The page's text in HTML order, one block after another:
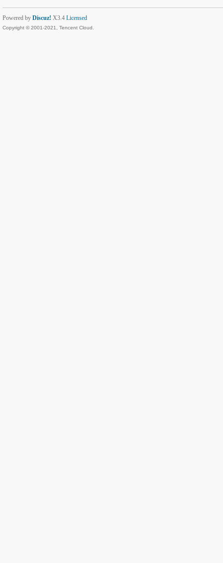
Powered by Discuz! X3.4 Licensed
Copyright © 2001-2021, Tencent Cloud.